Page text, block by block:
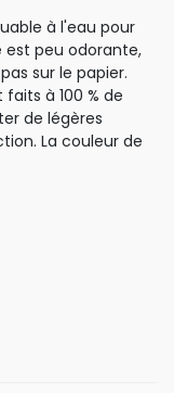
à l'eau pour
est peu odorante,
sur le papier.
à 100 % de
de légères
La couleur de